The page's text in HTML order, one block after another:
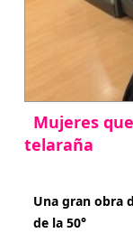
Mujeres
telaraña
Una gran obra
de la 50°